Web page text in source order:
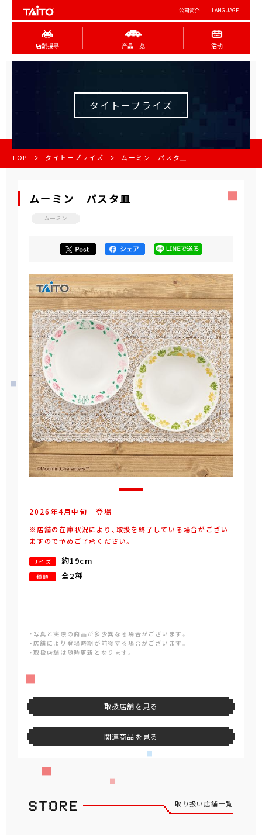
公司简介 LANGUAGE
店舖搜寻 产品一览 活动
タイトープライズ
TOP タイトープライズ ムーミン パスタ皿
ムーミン パスタ皿
ムーミン
2026年4月中旬 登場
※店舗の在庫状況により、取扱を終了している場合がござい
ますので予めご了承ください。
サイズ 約19cm
種類 全2種
・写真と実際の商品が多少異なる場合がございます。
・店舗により登場時期が前後する場合がございます。
・取扱店舗は随時更新となります。
取扱店舗を見る
関連商品を見る
取り扱い店舗一覧